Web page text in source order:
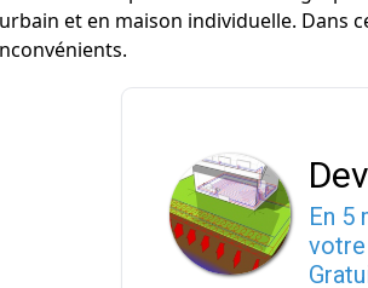
et en maison individuelle. Dans
En 5